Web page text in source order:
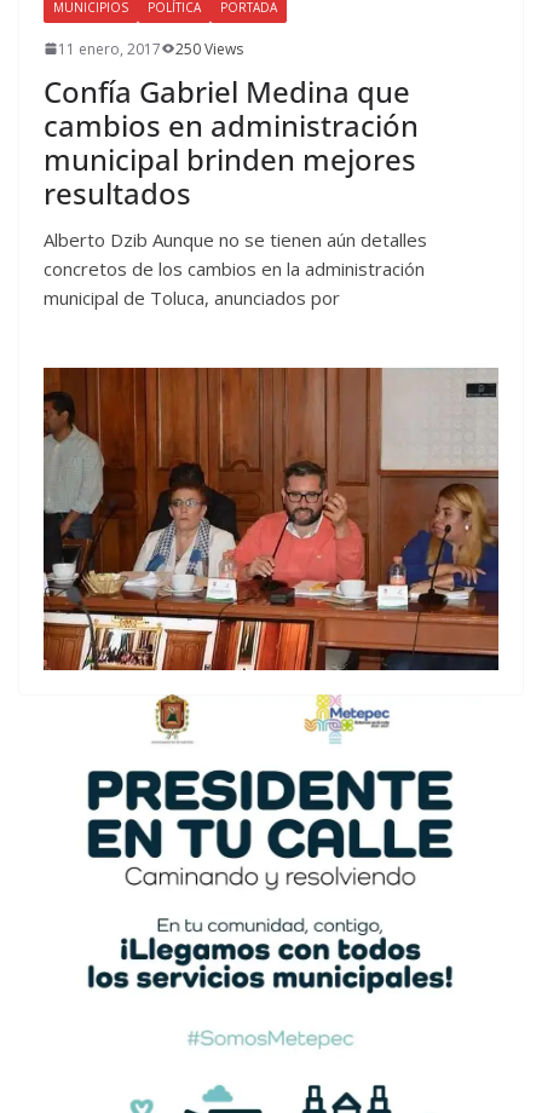
MUNICIPIOS POLÍTICA PORTADA
11 enero, 2017 250 Views
Confía Gabriel Medina que
cambios en administración
municipal brinden mejores
resultados
Alberto Dzib Aunque no se tienen aún detalles
concretos de los cambios en la administración
municipal de Toluca, anunciados por